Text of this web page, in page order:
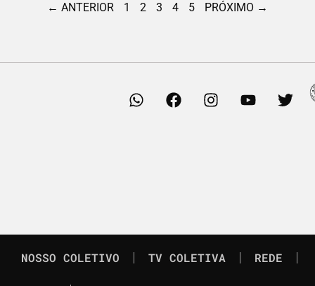
← ANTERIOR 1 2 3 4 5 PRÓXIMO →
NOSSO COLETIVO TV COLETIVA REDE